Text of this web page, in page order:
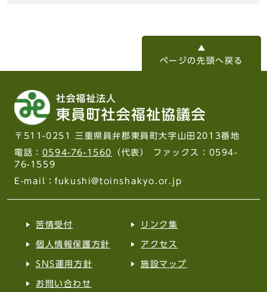
ページの先頭へ戻る
〒511-0251 三重県員弁郡東員町大字山田2013番地
電話： 0594-76-1560
（代表） ファックス：0594-
76-1559
E-mail：fukushi@toinshakyo.or.jp
苦情受付 リンク集
個人情報保護方針 アクセス
SNS運用方針 施設マップ
お問い合わせ